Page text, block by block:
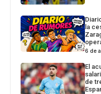
la
6 de
El
de